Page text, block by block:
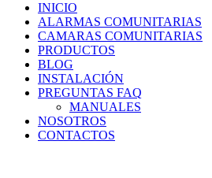
INICIO
ALARMAS COMUNITARIAS
CAMARAS COMUNITARIAS
PRODUCTOS
BLOG
INSTALACIÓN
PREGUNTAS FAQ
MANUALES
NOSOTROS
CONTACTOS